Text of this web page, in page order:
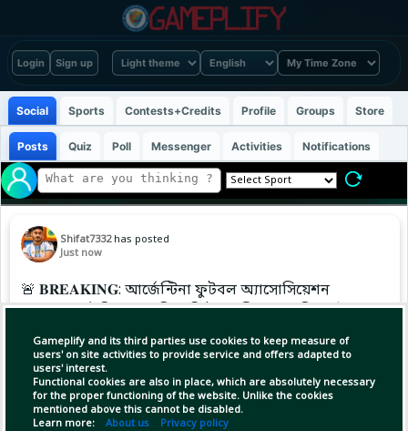
Login Sign up
Gameplify and its third parties use cookies to keep measure of
users' on site activities to provide service and offers adapted to
users' interest.
Functional cookies are also in place, which are absolutely necessary
for the proper functioning of the website. Unlike the cookies
mentioned above this cannot be disabled.
Learn more: About us Privacy policy
Social Sports Contests+Credits Profile Groups Store
Posts Quiz Poll Messenger Activities Notifications
Shifat7332 has posted
Just now
🚨 𝐁𝐑𝐄𝐀𝐊𝐈𝐍𝐆: আর্জেন্টিনা ফুটবল অ্যাসোসিয়েশন
(AFA) আনুষ্ঠানিকভাবে জিয়ান্নি ইনফান্তিনোর প্রতি পূর্ণ
সমর্থন ঘোষণা করেছে।
🚨 𝐁𝐑𝐄𝐀𝐊𝐈𝐍𝐆: আর্জেন্টিনা ফুটবল অ্যাসোসিয়েশন
(AFA) আনুষ্ঠানিকভাবে জিয়ান্নি ইনফান্তিনোর প্রতি পূর্ণ
সমর্থন ঘোষণা ক